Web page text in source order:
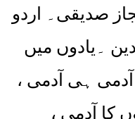
صدیقی۔ اردو
۔یادوں میں
ہی آدمی ،
کا آدمی ،